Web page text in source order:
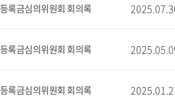
록금심의위원회 회의록
록금심의위원회 회의록
록금심의위원회 회의록